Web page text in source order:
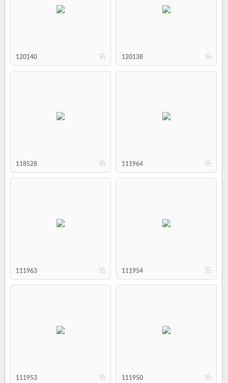
b
120140 b
120138
b
118528 b
111964
b
111963 b
111954
b
111953 b
111950